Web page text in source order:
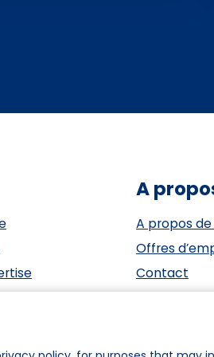
A
A propos
Offres
Contact
ESG
Cookie policy